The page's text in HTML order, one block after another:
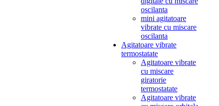
oscilanta
mini agitatoare
vibrate cu miscare
oscilanta
Agitatoare vibrate
termostatate
Agitatoare vibrate
cu miscare
giratorie
termostatate
Agitatoare vibrate